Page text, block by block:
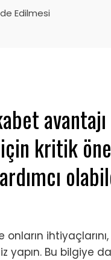
Edilmesi
kritik
yapın. Bu bilgiye